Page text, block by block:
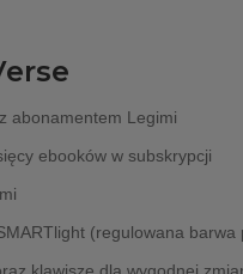
abonamentem Legimi
ebooków w subskrypcji
(regulowana barwa